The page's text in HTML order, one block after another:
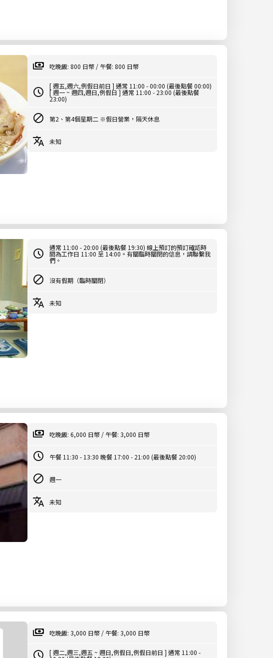
吃晚飯: 800 日幣 / 午餐: 800 日幣
[ 週五,週六,例假日前日 ] 通常 11:00 - 00:00 (最後點餐 00:00)
[ 週一 ~ 週四,週日,例假日 ] 通常 11:00 - 23:00 (最後點餐
23:00)
第2、第4個星期二 ※假日營業，隔天休息
未知
通常 11:00 - 20:00 (最後點餐 19:30) 線上預訂的預訂確認時
間為工作日 11:00 至 14:00。有關臨時關閉的信息，請聯繫我
們。
沒有假期（臨時關閉）
未知
吃晚飯: 6,000 日幣 / 午餐: 3,000 日幣
午餐 11:30 - 13:30 晚餐 17:00 - 21:00 (最後點餐 20:00)
週一
未知
吃晚飯: 3,000 日幣 / 午餐: 3,000 日幣
[ 週二,週三,週五 ~ 週日,例假日,例假日前日 ] 通常 11:00 -